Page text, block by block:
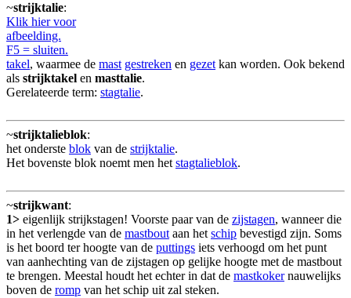
~strijktalie:
Klik hier voor
afbeelding.
F5 = sluiten.
takel, waarmee de mast gestreken en gezet kan worden. Ook bekend
als strijktakel en masttalie.
Gerelateerde term: stagtalie.
~strijktalieblok:
het onderste blok van de strijktalie.
Het bovenste blok noemt men het stagtalieblok.
~strijkwant:
1> eigenlijk strijkstagen! Voorste paar van de zijstagen, wanneer die
in het verlengde van de mastbout aan het schip bevestigd zijn. Soms
is het boord ter hoogte van de puttings iets verhoogd om het punt
van aanhechting van de zijstagen op gelijke hoogte met de mastbout
te brengen. Meestal houdt het echter in dat de mastkokernauwelijks
boven de romp van het schip uit zal steken.